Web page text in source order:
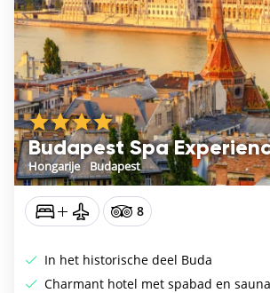
Budapest Spa
Hongarije/Budapest
8
In het historische deel Buda
Charmant hotel met spabad en sauna